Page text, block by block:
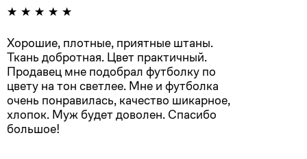
Хорошие, плотные, приятные штаны.
Ткань добротная. Цвет практичный.
Продавец мне подобрал футболку по
цвету на тон светлее. Мне и футболка
очень понравилась, качество шикарное,
хлопок. Муж будет доволен. Спасибо
большое!